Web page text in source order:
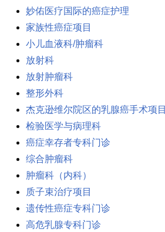
妙佑医疗国际的癌症护理
家族性癌症项目
小儿血液科/肿瘤科
放射科
放射肿瘤科
整形外科
杰克逊维尔院区的乳腺癌手术项目
检验医学与病理科
癌症幸存者专科门诊
综合肿瘤科
肿瘤科（内科）
质子束治疗项目
遗传性癌症专科门诊
高危乳腺专科门诊